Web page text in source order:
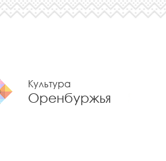
Культура
Оренбуржья